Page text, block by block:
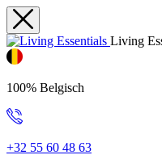
Living
100% Belgisch
+32 55 60 48 63